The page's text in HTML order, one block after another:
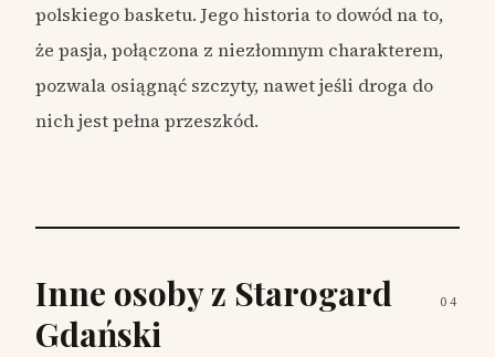
polskiego basketu. Jego historia to dowód na to,
że pasja, połączona z niezłomnym charakterem,
pozwala osiągnąć szczyty, nawet jeśli droga do
nich jest pełna przeszkód.
Inne osoby z Starogard
Gdański
04